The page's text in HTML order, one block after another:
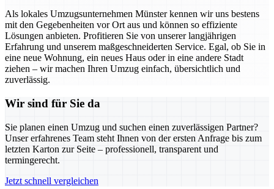
Als lokales Umzugsunternehmen Münster kennen wir uns bestens
mit den Gegebenheiten vor Ort aus und können so effiziente
Lösungen anbieten. Profitieren Sie von unserer langjährigen
Erfahrung und unserem maßgeschneiderten Service. Egal, ob Sie in
eine neue Wohnung, ein neues Haus oder in eine andere Stadt
ziehen – wir machen Ihren Umzug einfach, übersichtlich und
zuverlässig.
Wir sind für Sie da
Sie planen einen Umzug und suchen einen zuverlässigen Partner?
Unser erfahrenes Team steht Ihnen von der ersten Anfrage bis zum
letzten Karton zur Seite – professionell, transparent und
termingerecht.
Jetzt schnell vergleichen